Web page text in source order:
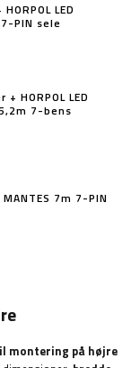
LED
PIN sele
HORPOL LED
7-bens
7m 7-PIN
montering på højre